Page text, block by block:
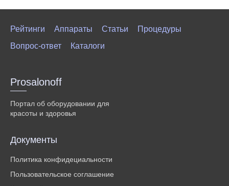
Рейтинги Аппараты Статьи
Процедуры
Вопрос-ответ
Каталоги
Prosalonoff
Портал об оборудовании для
красоты и здоровья
Документы
Политика конфидециальности
Пользовательское соглашение